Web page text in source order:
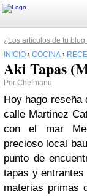
¿Los artículos de tu
INICIO › COCINA ›
Aki Tapas
Por Chefmanu
Hoy hago reseña
calle Martinez
con el mar
precioso local
punto de
tapas y
materias primas